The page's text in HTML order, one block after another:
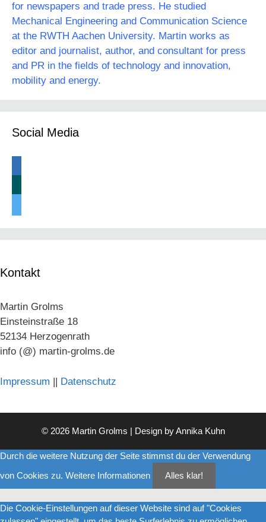
for newspapers and trade press. He studied
Mechanical Engineering and Communication Science
at the RWTH Aachen University. Martin works as
editor and journalist, author, and consultant for press
and PR in the fields of technology and innovation,
mobility and energy.
Social Media
Kontakt
Martin Grolms
Einsteinstraße 18
52134 Herzogenrath
info (@) martin-grolms.de
Impressum || Datenschutz
© 2026 Martin Grolms | Design byAnnika Kuhn
Durch die weitere Nutzung der Seite stimmst du der Verwendung
von Cookies zu. Weitere Informationen Alles klar!
Die Cookie-Einstellungen auf dieser Website sind auf "Cookies